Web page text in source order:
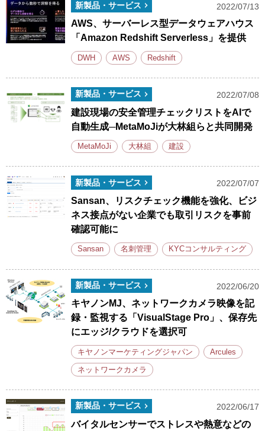
新製品・サービス 2022/07/13
AWS、サーバーレス型データウェアハウス
「Amazon Redshift Serverless」を提供
DWH AWS Redshift
新製品・サービス 2022/07/08
建設現場の安全管理チェックリストをAIで
自動生成─MetaMoJiが大林組らと共同開発
MetaMoJi 大林組 建設
新製品・サービス 2022/07/07
Sansan、リスクチェック機能を強化、ビジ
ネス接点がない企業でも取引リスクを事前
確認可能に
Sansan 名刺管理 KYCコンサルティング
新製品・サービス 2022/06/20
キヤノンMJ、ネットワークカメラ映像を記
録・監視する「VisualStage Pro」、保存先
にエッジ/クラウドを選択可
キヤノンマーケティングジャパン Arcules
ネットワークカメラ
新製品・サービス 2022/06/17
バイタルセンサーでストレスや熱意などの